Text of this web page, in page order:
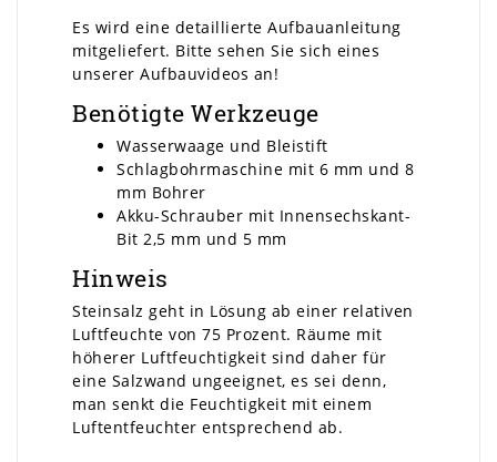
Es wird eine detaillierte Aufbauanleitung
mitgeliefert. Bitte sehen Sie sich eines
unserer Aufbauvideos an!
Benötigte Werkzeuge
Wasserwaage und Bleistift
Schlagbohrmaschine mit 6 mm und 8
mm Bohrer
Akku-Schrauber mit Innensechskant-
Bit 2,5 mm und 5 mm
Hinweis
Steinsalz geht in Lösung ab einer relativen
Luftfeuchte von 75 Prozent. Räume mit
höherer Luftfeuchtigkeit sind daher für
eine Salzwand ungeeignet, es sei denn,
man senkt die Feuchtigkeit mit einem
Luftentfeuchter entsprechend ab.